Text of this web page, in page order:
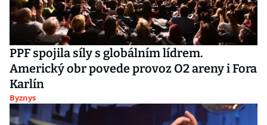
PPF spojila síly s globálním lídrem.
Americký obr povede provoz O2 areny i Fora
Karlín
Byznys